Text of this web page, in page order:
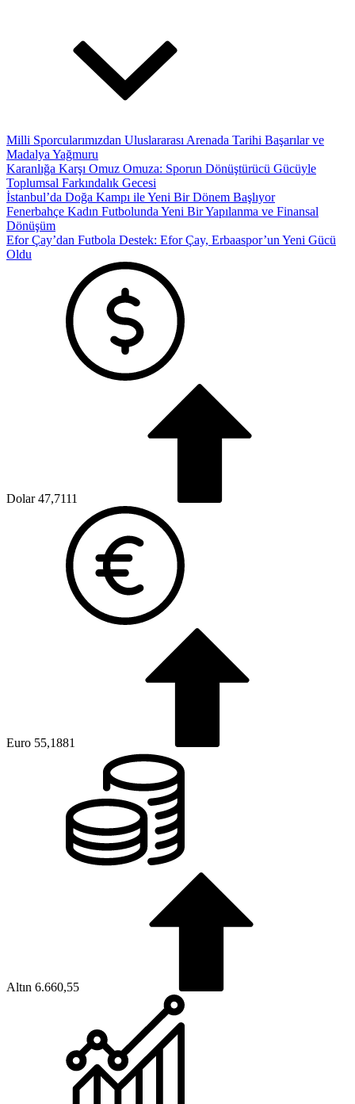
Milli Sporcularımızdan Uluslararası Arenada Tarihi Başarılar ve
Madalya Yağmuru
Karanlığa Karşı Omuz Omuza: Sporun Dönüştürücü Gücüyle
Toplumsal Farkındalık Gecesi
İstanbul’da Doğa Kampı ile Yeni Bir Dönem Başlıyor
Fenerbahçe Kadın Futbolunda Yeni Bir Yapılanma ve Finansal
Dönüşüm
Efor Çay’dan Futbola Destek: Efor Çay, Erbaaspor’un Yeni Gücü
Oldu
Dolar 47,7111
Euro 55,1881
Altın 6.660,55